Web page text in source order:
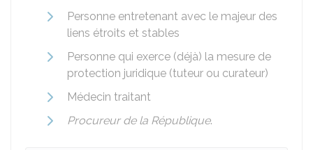
Personne entretenant avec le majeur des
liens étroits et stables
Personne qui exerce (déjà) la mesure de
protection juridique (tuteur ou curateur)
Médecin traitant
Procureur de la République.